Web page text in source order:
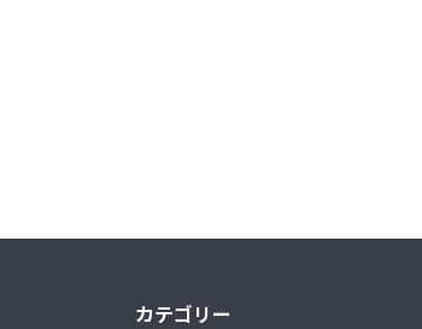
カテゴリー